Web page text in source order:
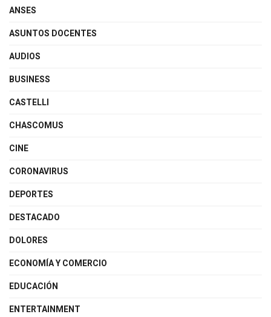
ANSES
ASUNTOS DOCENTES
AUDIOS
BUSINESS
CASTELLI
CHASCOMUS
CINE
CORONAVIRUS
DEPORTES
DESTACADO
DOLORES
ECONOMÍA Y COMERCIO
EDUCACIÓN
ENTERTAINMENT